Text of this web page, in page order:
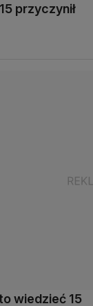
przyczynił
wiedzieć 15